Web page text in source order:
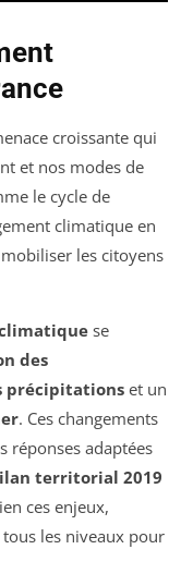
croissante qui
et nos modes de
le cycle de
climatique en
les citoyens
se
des
précipitations et un
. Ces changements
réponses adaptées
territorial 2019
ces enjeux,
les niveaux pour